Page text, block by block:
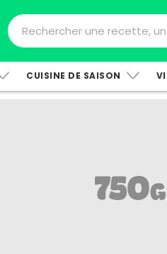
CUISINE DE SAISON